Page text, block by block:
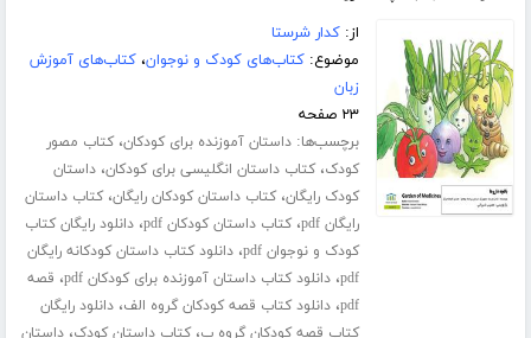
از:کدار شرستا
موضوع:کتاب‌های کودک و نوجوان،کتاب‌های آموزش
زبان
۲۳ صفحه
برچسب‌ها:داستان آموزنده برای کودکان،کتاب مصور
کودک،کتاب داستان انگلیسی برای کودکان،داستان
کودک رایگان،کتاب داستان کودکان رایگان،کتاب داستان
رایگان pdf
،کتاب داستان کودکان pdf ،دانلود رایگان کتاب
کودک و نوجوان pdf
،دانلود کتاب داستان کودکانه رایگان
pdf،دانلود کتاب داستان آموزنده برای کودکان pdf ، قصه
pdf،دانلود کتاب قصه کودکان گروه الف،دانلود رایگان
کتاب قصه کودکان گروه ب،کتاب داستان کودک،داستان